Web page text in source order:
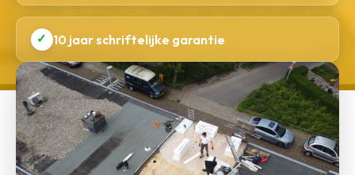
✓ 10 jaar schriftelijke garantie